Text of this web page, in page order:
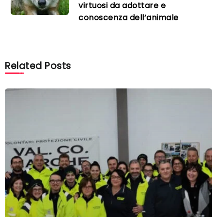
virtuosi da adottare e
conoscenza dell’animale
Related Posts